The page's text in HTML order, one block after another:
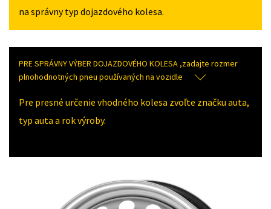
na správny typ dojazdového kolesa.
PRE SPRÁVNY VÝBER DOJAZDOVÉHO KOLESA ,zadajte rozmer
plnohodnotných pneu používaných na vozidle
Pre presné určenie vhodného kolesa zvoľte značku auta,
typ auta a rok výroby.